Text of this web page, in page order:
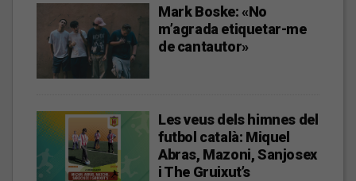
Mark Boske: «No
m’agrada etiquetar-me
de cantautor»
Les veus dels himnes del
futbol català: Miquel
Abras, Mazoni, Sanjosex
i The Gruixut’s